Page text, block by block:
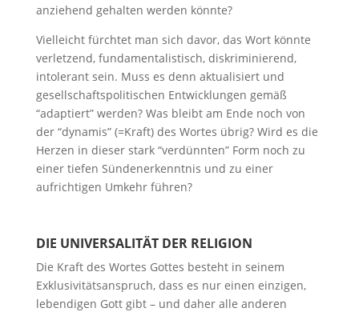
anziehend gehalten werden könnte?
Vielleicht fürchtet man sich davor, das Wort könnte
verletzend, fundamentalistisch, diskriminierend,
intolerant sein. Muss es denn aktualisiert und
gesellschaftspolitischen Entwicklungen gemäß
“adaptiert” werden? Was bleibt am Ende noch von
der “dynamis” (=Kraft) des Wortes übrig? Wird es die
Herzen in dieser stark “verdünnten” Form noch zu
einer tiefen Sündenerkenntnis und zu einer
aufrichtigen Umkehr führen?
DIE UNIVERSALITÄT DER RELIGION
Die Kraft des Wortes Gottes besteht in seinem
Exklusivitätsanspruch, dass es nur einen einzigen,
lebendigen Gott gibt – und daher alle anderen